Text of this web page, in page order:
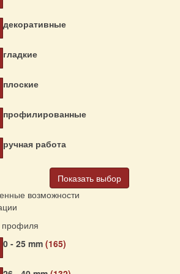
декоративные
гладкие
плоские
профилированные
ручная работа
Показать выбор
возможности
0 - 25 mm (165)